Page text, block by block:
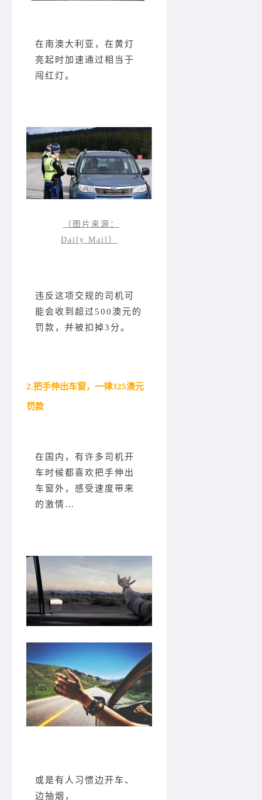
在南澳大利亚，在黄灯
亮起时加速通过相当于
闯红灯。
（图片来源：
Daily Mail）
违反这项交规的司机可
能会收到超过500澳元的
罚款，并被扣掉3分。
2.把手伸出车窗，一律325澳元
罚款
在国内，有许多司机开
车时候都喜欢把手伸出
车窗外，感受速度带来
的激情…
或是有人习惯边开车、
边抽烟，